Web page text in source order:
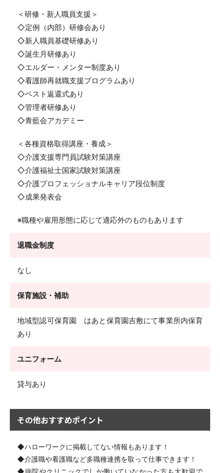
＜研修・新人職員支援＞
◇定例（内部）研修会あり
◇新人職員基礎研修あり
◇誕生月研修あり
◇エルダー・メンター制度あり
◇看護師再就職支援プログラムあり
◇ベスト返還式あり
◇管理者研修あり
◇青藍会アカデミー
＜各種資格取得講座・養成＞
◇介護支援専門員試験対策講座
◇介護福祉士国家試験対策講座
◇介護プロフェッショナルキャリア段位制度
◇成果発表会
※職種や雇用形態に応じて適応外のものもあります
退職金制度
なし
保育施設・補助
地域型認可保育園 はあと保育園吉敷にて事業所内保育
あり
ユニフォーム
貸与あり
その他おすすめポイント
◆ハローワークに掲載してない情報もあります！
◆介護職や看護職など多職種連携を取って仕事できます！
◆病院やクリニックでしか働いていなかった方も大歓迎で